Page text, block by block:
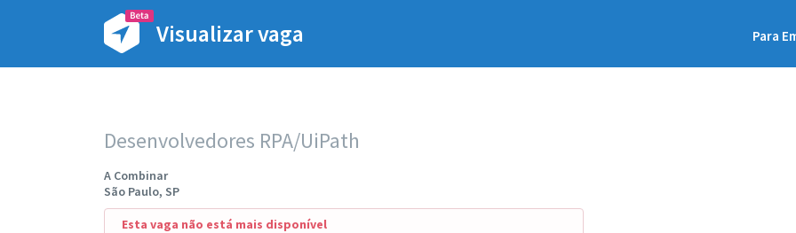
Visualizar vaga Para
Desenvolvedores RPA/UiPath
A Combinar
São Paulo, SP
Esta vaga não está mais disponível